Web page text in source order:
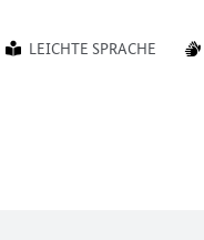
LEICHTE SPRACHE